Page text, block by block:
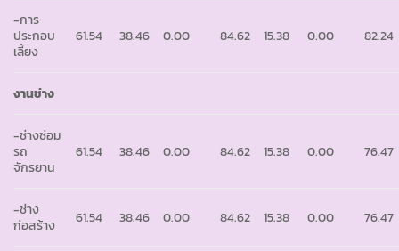
-การ
ประกอบ
เลี้ยง
61.54 38.46 0.00 84.62 15.38 0.00 82.24
งานช่าง
-ช่างซ่อม
รถ
จักรยาน
61.54 38.46 0.00 84.62 15.38 0.00 76.47
-ช่าง
ก่อสร้าง
61.54 38.46 0.00 84.62 15.38 0.00 76.47